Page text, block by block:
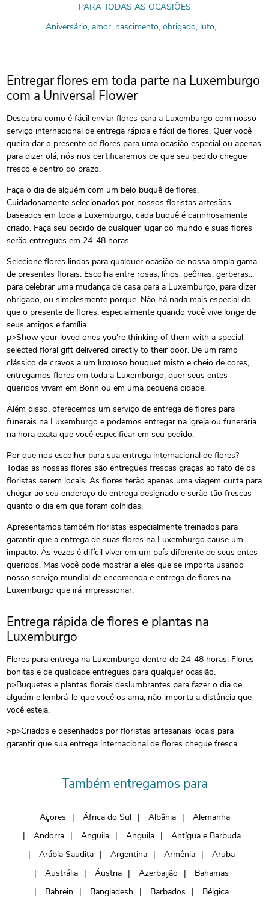
PARA TODAS AS OCASIÕES
Aniversário, amor, nascimento, obrigado, luto, ...
Entregar flores em toda parte na Luxemburgo
com a Universal Flower
Descubra como é fácil enviar flores para a Luxemburgo com nosso
serviço internacional de entrega rápida e fácil de flores. Quer você
queira dar o presente de flores para uma ocasião especial ou apenas
para dizer olá, nós nos certificaremos de que seu pedido chegue
fresco e dentro do prazo.
Faça o dia de alguém com um belo buquê de flores.
Cuidadosamente selecionados por nossos floristas artesãos
baseados em toda a Luxemburgo, cada buquê é carinhosamente
criado. Faça seu pedido de qualquer lugar do mundo e suas flores
serão entregues em 24-48 horas.
Selecione flores lindas para qualquer ocasião de nossa ampla gama
de presentes florais. Escolha entre rosas, lírios, peônias, gerberas...
para celebrar uma mudança de casa para a Luxemburgo, para dizer
obrigado, ou simplesmente porque. Não há nada mais especial do
que o presente de flores, especialmente quando você vive longe de
seus amigos e família.
p>Show your loved ones you're thinking of them with a special
selected floral gift delivered directly to their door. De um ramo
clássico de cravos a um luxuoso bouquet misto e cheio de cores,
entregamos flores em toda a Luxemburgo, quer seus entes
queridos vivam em Bonn ou em uma pequena cidade.
Além disso, oferecemos um serviço de entrega de flores para
funerais na Luxemburgo e podemos entregar na igreja ou funerária
na hora exata que você especificar em seu pedido.
Por que nos escolher para sua entrega internacional de flores?
Todas as nossas flores são entregues frescas graças ao fato de os
floristas serem locais. As flores terão apenas uma viagem curta para
chegar ao seu endereço de entrega designado e serão tão frescas
quanto o dia em que foram colhidas.
Apresentamos também floristas especialmente treinados para
garantir que a entrega de suas flores na Luxemburgo cause um
impacto. Às vezes é difícil viver em um país diferente de seus entes
queridos. Mas você pode mostrar a eles que se importa usando
nosso serviço mundial de encomenda e entrega de flores na
Luxemburgo que irá impressionar.
Entrega rápida de flores e plantas na
Luxemburgo
Flores para entrega na Luxemburgo dentro de 24-48 horas. Flores
bonitas e de qualidade entregues para qualquer ocasião.
p>Buquetes e plantas florais deslumbrantes para fazer o dia de
alguém e lembrá-lo que você os ama, não importa a distância que
você esteja.
>p>Criados e desenhados por floristas artesanais locais para
garantir que sua entrega internacional de flores chegue fresca.
Também entregamos para
Açores África do Sul Albânia
Alemanha
Andorra
Anguila Anguila
Antígua e Barbuda
Arábia Saudita
Argentina Armênia
Aruba
Austrália
Áustria Azerbaijão
Bahamas
Bahrein
Bangladesh Barbados
Bélgica